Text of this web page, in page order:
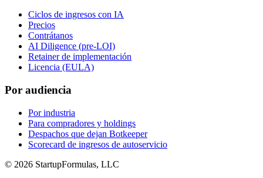
Ciclos de ingresos con IA
Precios
Contrátanos
AI Diligence (pre-LOI)
Retainer de implementación
Licencia (EULA)
Por audiencia
Por industria
Para compradores y holdings
Despachos que dejan Botkeeper
Scorecard de ingresos de autoservicio
© 2026 StartupFormulas, LLC